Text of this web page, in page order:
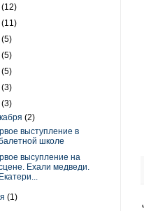
(12)
(11)
(5)
(5)
(5)
(3)
(3)
(2)
выступление в
школе
высупление на
Ехали медведи.
Екатери...
(1)